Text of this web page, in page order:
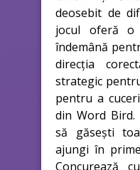
deosebit de
jocul oferă o
îndemână
direcția
strategic
pentru a
din Word Bird.
să găsești
ajungi în
Concurează